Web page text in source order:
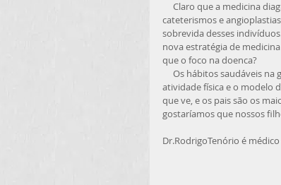
cateterismos e
sobrevida desses
nova estratégia de
que o foco na doenca?
atividade física e o modelo
que ve, e os pais são os
gostaríamos que nossos
Dr.RodrigoTenório é